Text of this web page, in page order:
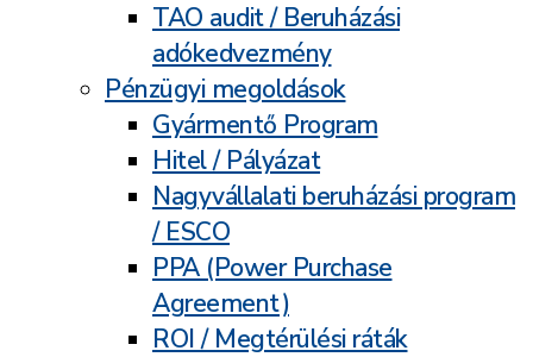
TAO audit / Beruházási
adókedvezmény
Pénzügyi megoldások
Gyármentő Program
Hitel / Pályázat
Nagyvállalati beruházási program
/ ESCO
PPA (Power Purchase
Agreement)
ROI / Megtérülési ráták